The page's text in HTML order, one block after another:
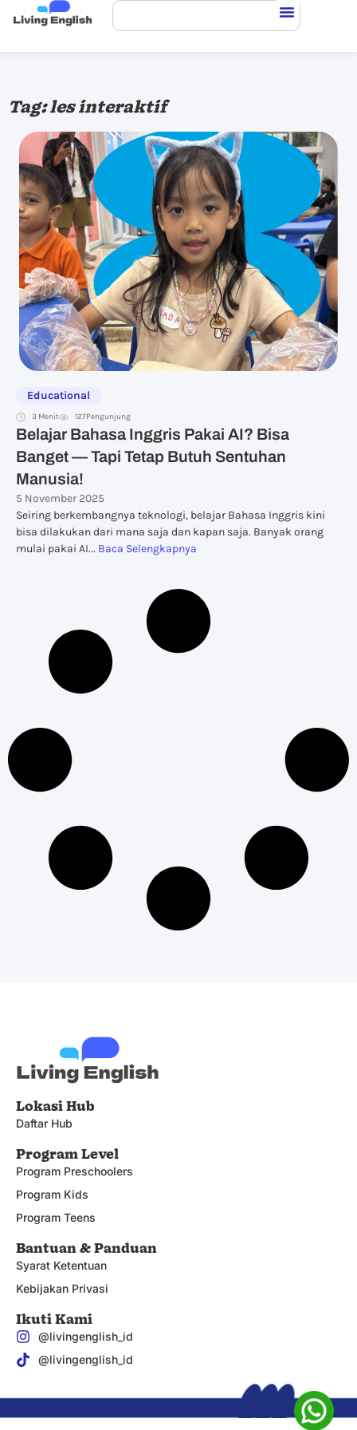
Tag: les interaktif
Educational
3 Menit 127Pengunjung
Belajar Bahasa Inggris Pakai AI? Bisa
Banget — Tapi Tetap Butuh Sentuhan
Manusia!
5 November 2025
Seiring berkembangnya teknologi, belajar Bahasa Inggris kini
bisa dilakukan dari mana saja dan kapan saja. Banyak orang
mulai pakai AI... Baca Selengkapnya
Lokasi Hub
Daftar Hub
Program Level
Program Preschoolers
Program Kids
Program Teens
Bantuan & Panduan
Syarat Ketentuan
Kebijakan Privasi
Ikuti Kami
@livingenglish_id
@livingenglish_id